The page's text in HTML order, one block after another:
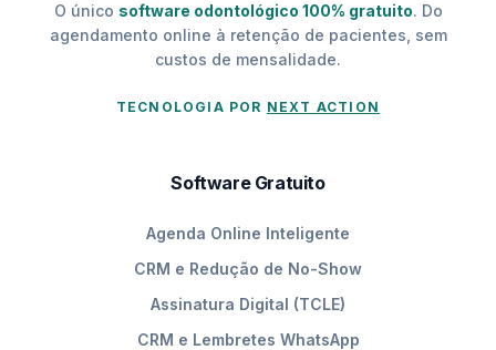
O único software odontológico 100% gratuito. Do
agendamento online à retenção de pacientes, sem
custos de mensalidade.
TECNOLOGIA POR NEXT ACTION
Software Gratuito
Agenda Online Inteligente
CRM e Redução de No-Show
Assinatura Digital (TCLE)
CRM e Lembretes WhatsApp